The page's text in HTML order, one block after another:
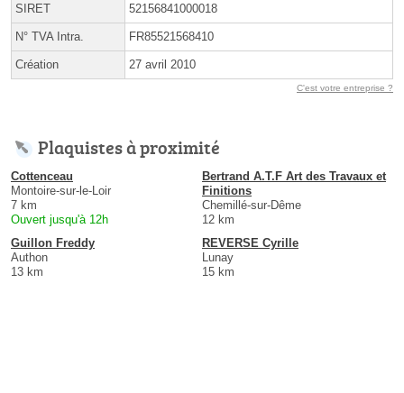
SIRET 52156841000018
N° TVA Intra. FR85521568410
Création 27 avril 2010
C'est votre entreprise ?
Plaquistes à proximité
Cottenceau
Montoire-sur-le-Loir
7 km
Ouvert jusqu'à 12h
Bertrand A.T.F Art des Travaux et
Finitions
Chemillé-sur-Dême
12 km
Guillon Freddy
Authon
13 km
REVERSE Cyrille
Lunay
15 km